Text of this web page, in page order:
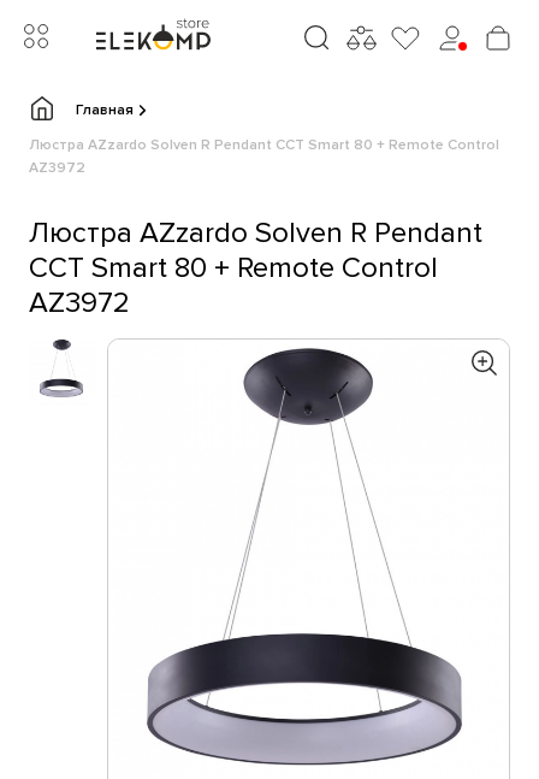
Главная
Люстра AZzardo Solven R Pendant CCT Smart 80 + Remote Control
AZ3972
Люстра AZzardo Solven R Pendant
CCT Smart 80 + Remote Control
AZ3972